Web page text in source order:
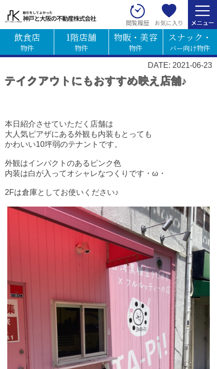
閲覧履歴 お気に入り
飲食店
物件
1階店舗
物件
物販・美容
物件
スナック・
バー向け物件
DATE: 2021-06-23
テイクアウトにもおすすめ映え店舗♪
本日紹介させていただく店舗は
大人気ピアザにある外観も内装もとっても
かわいい10坪弱のテナントです。
外観はインパクトのあるピンク色
内装は白が入ってオシャレなつくりです・ω・
2Fは倉庫としてお使いください♪